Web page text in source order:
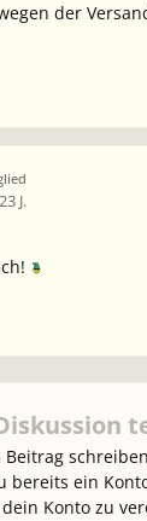
der
3 J.
bereits ein
Konto zu